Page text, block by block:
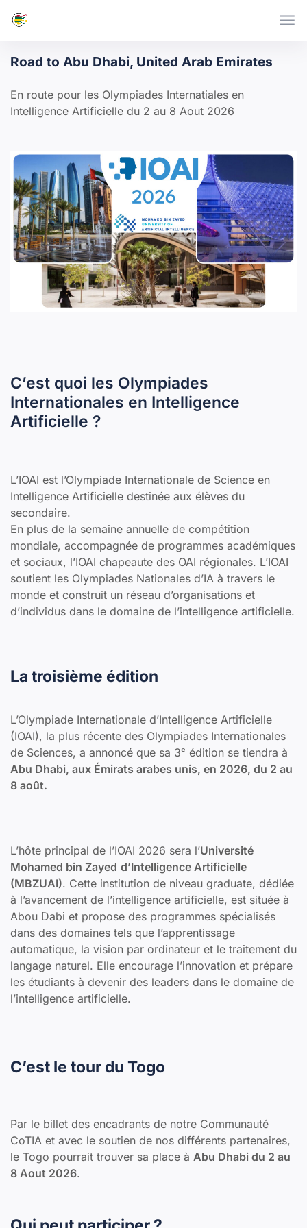
Road to Abu Dhabi, United Arab Emirates
En route pour les Olympiades Internatiales en
Intelligence Artificielle du 2 au 8 Aout 2026
C’est quoi les Olympiades
Internationales en Intelligence
Artificielle ?
L’IOAI est l’Olympiade Internationale de Science en
Intelligence Artificielle destinée aux élèves du
secondaire.
En plus de la semaine annuelle de compétition
mondiale, accompagnée de programmes académiques
et sociaux, l’IOAI chapeaute des OAI régionales. L’IOAI
soutient les Olympiades Nationales d’IA à travers le
monde et construit un réseau d’organisations et
d’individus dans le domaine de l’intelligence artificielle.
La troisième édition
L’Olympiade Internationale d’Intelligence Artificielle
(IOAI), la plus récente des Olympiades Internationales
de Sciences, a annoncé que sa 3ᵉ édition se tiendra à
Abu Dhabi, aux Émirats arabes unis, en 2026, du 2 au
8 août.
L’hôte principal de l’IOAI 2026 sera l’Université
Mohamed bin Zayed d’Intelligence Artificielle
(MBZUAI). Cette institution de niveau graduate, dédiée
à l’avancement de l’intelligence artificielle, est située à
Abou Dabi et propose des programmes spécialisés
dans des domaines tels que l’apprentissage
automatique, la vision par ordinateur et le traitement du
langage naturel. Elle encourage l’innovation et prépare
les étudiants à devenir des leaders dans le domaine de
l’intelligence artificielle.
C’est le tour du Togo
Par le billet des encadrants de notre Communauté
CoTIA et avec le soutien de nos différents partenaires,
le Togo pourrait trouver sa place à Abu Dhabi du 2 au
8 Aout 2026.